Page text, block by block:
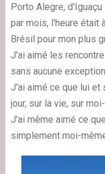
Porto Alegre, d'Iguaçu
par mois, l'heure était
Brésil pour mon plus
J'ai aimé les
sans aucune exception...
J'ai aimé ce que lui et
jour, sur la vie, sur
J'ai même aimé ce
simplement moi-